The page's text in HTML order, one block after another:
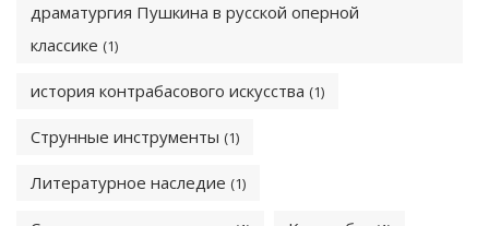
драматургия Пушкина в русской оперной
классике (1)
история контрабасового искусства (1)
Струнные инструменты (1)
Литературное наследие (1)